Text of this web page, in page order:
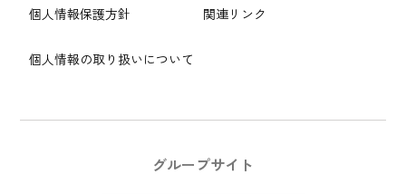
個人情報保護方針
個人情報の取り扱いについて
関連リンク
グループサイト